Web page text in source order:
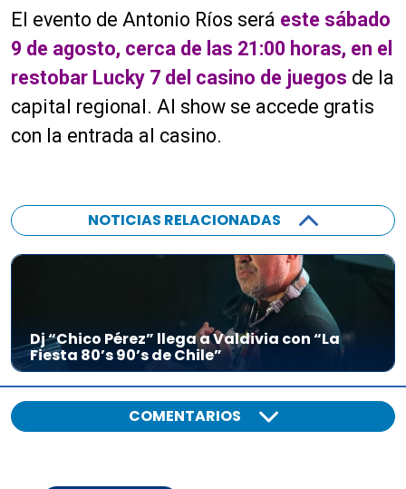
El evento de Antonio Ríos será este sábado
9 de agosto, cerca de las 21:00 horas, en el
restobar Lucky 7 del casino de juegos de la
capital regional. Al show se accede gratis
con la entrada al casino.
NOTICIAS RELACIONADAS
Dj “Chico Pérez” llega a Valdivia con “La
Fiesta 80’s 90’s de Chile”
COMENTARIOS